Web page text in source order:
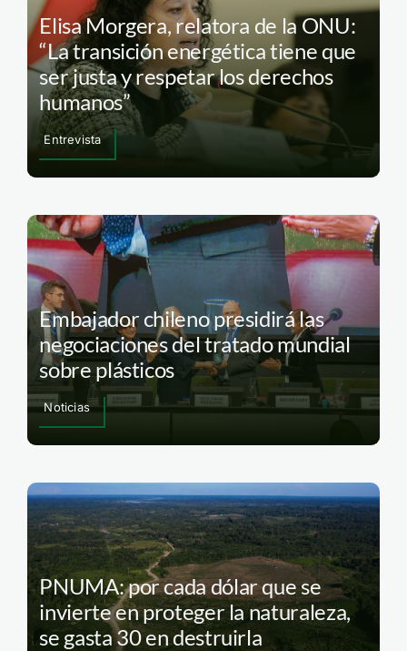
Elisa Morgera, relatora de la ONU:
“La transición energética tiene que
ser justa y respetar los derechos
humanos”
Entrevista
Embajador chileno presidirá las
negociaciones del tratado mundial
sobre plásticos
Noticias
PNUMA: por cada dólar que se
invierte en proteger la naturaleza,
se gasta 30 en destruirla